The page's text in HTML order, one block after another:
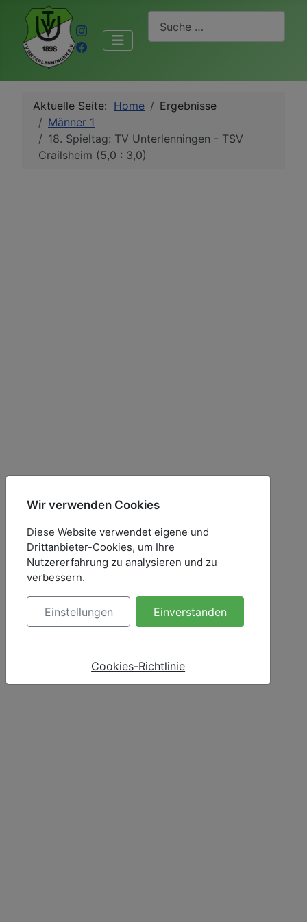
Aktuelle Seite: Home
Ergebnisse
Männer 1
18. Spieltag: TV Unterlenningen - TSV
Crailsheim (5,0 : 3,0)
Wir verwenden Cookies
Diese Website verwendet eigene und
Drittanbieter-Cookies, um Ihre
Nutzererfahrung zu analysieren und zu
verbessern.
Einstellungen Einverstanden
Cookies-Richtlinie